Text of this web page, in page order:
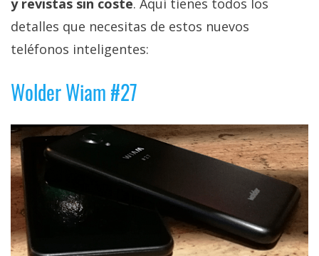
apps,
informática,
videojuegos,
comparativas,
El Grupo
(CC) 2006-
2026.
Algunos
derechos
reservados
detalles que necesitas de estos nuevos
teléfonos inteligentes:
Wolder Wiam #27